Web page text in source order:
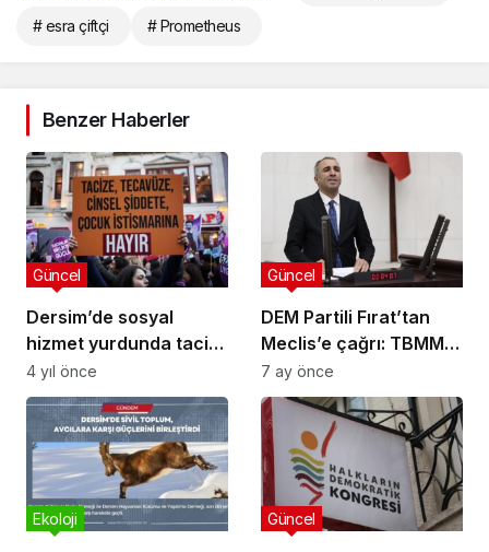
# esra çiftçi # Prometheus
Benzer Haberler
Dersim’de sosyal
hizmet yurdunda taciz
iddiası
Güncel
4 yıl önce
DEM Partili Fırat’tan
Meclis’e çağrı: TBMM
heyeti Suriye’de
Alevilerin hedef alındığı
bölgelerde inceleme
yapsın
Güncel
7 ay önce
Ekoloji Güncel